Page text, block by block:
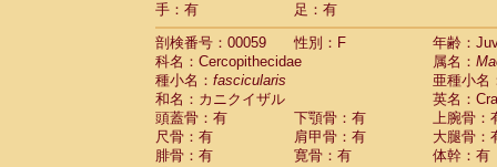
手：有
足：有
剖検番号：00059
性別：F
年齢：
科名：Cercopithecidae
属名：
種小名： fascicularis
亜種小名
和名：カニクイザル
英名：
頭蓋骨：有
下顎骨：有
上腕骨：
尺骨：有
肩甲骨：有
大腿骨：
腓骨：有
寛骨：有
体幹：有